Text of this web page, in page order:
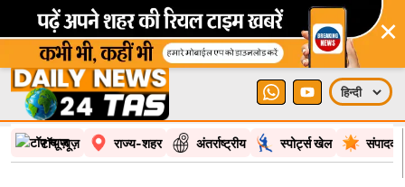
×
टॉप न्यूज़ राज्य-शहर अंतर्राष्ट्रीय स्पोर्ट्स खेल